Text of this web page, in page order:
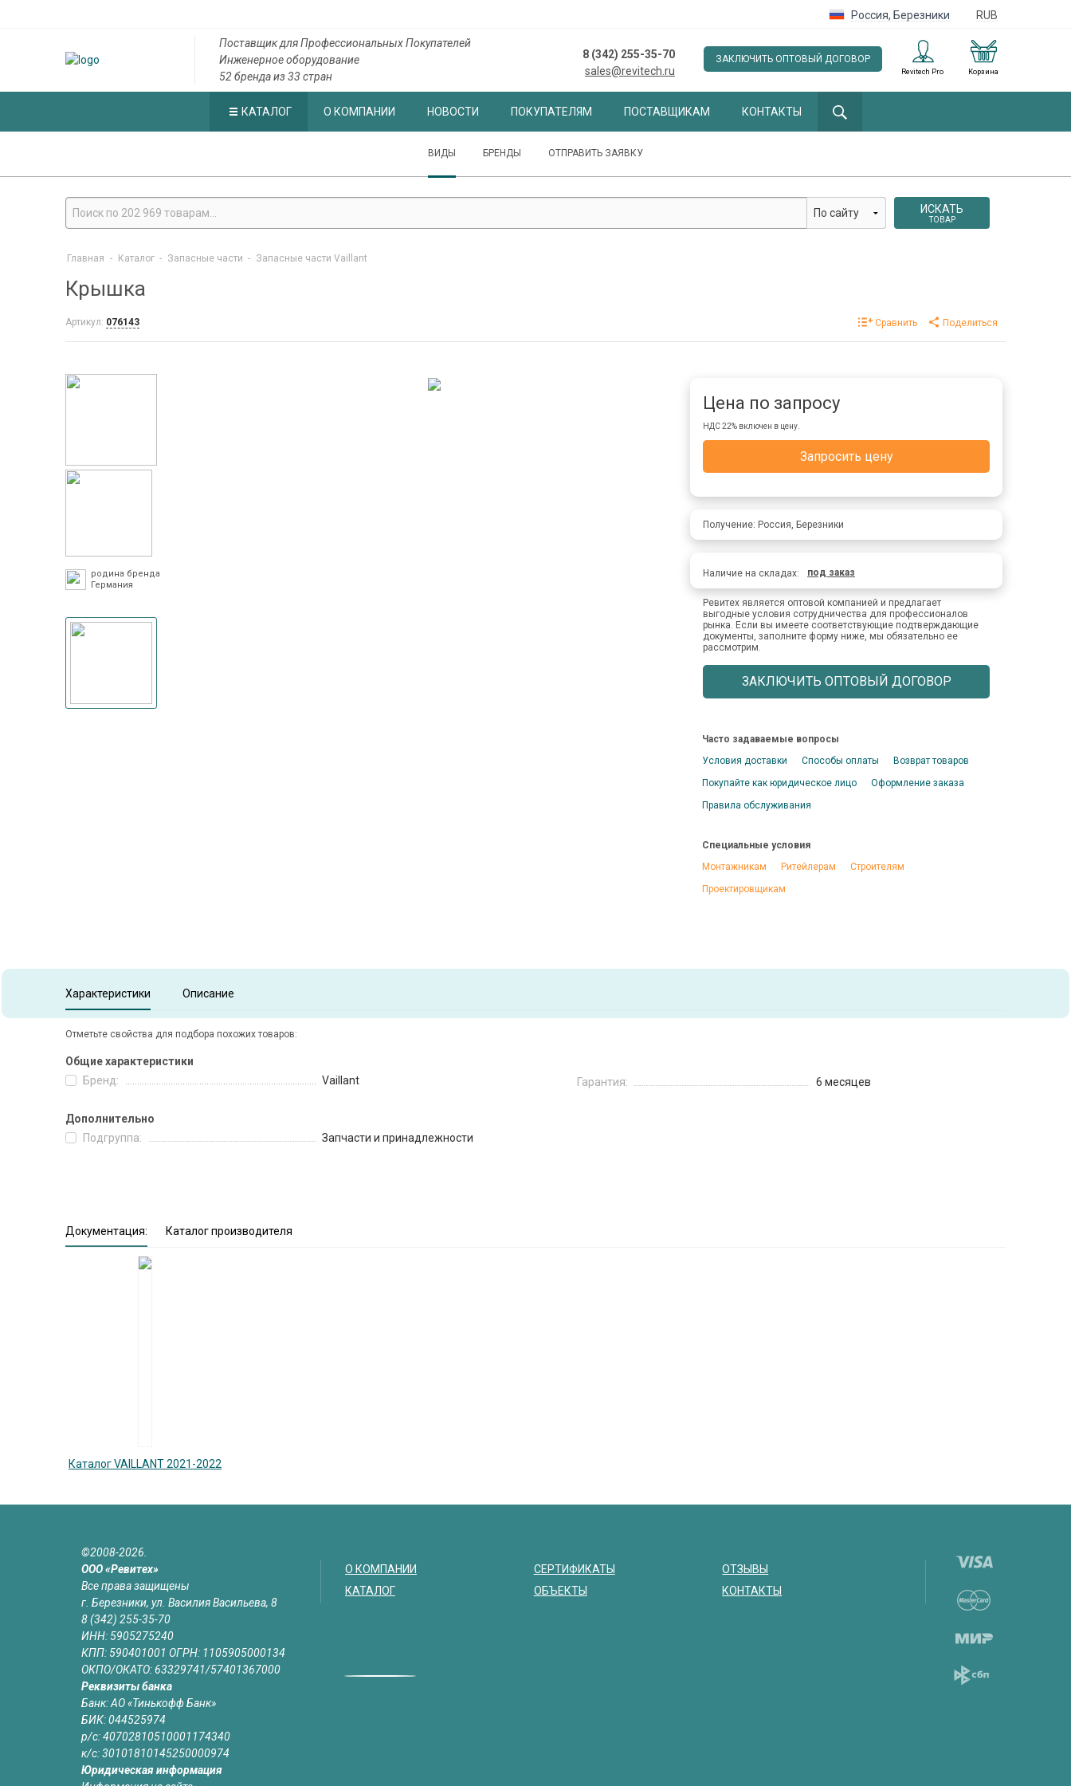
Россия, Березники RUB
Корзина
Revitech Pro
ЗАКЛЮЧИТЬ ОПТОВЫЙ ДОГОВОР
8 (342) 255-35-70
sales@revitech.ru
Поставщик для Профессиональных Покупателей
Инженерное оборудование
52 бренда из 33 стран
КАТАЛОГ О КОМПАНИИ НОВОСТИ ПОКУПАТЕЛЯМ ПОСТАВЩИКАМ КОНТАКТЫ
ВИДЫ БРЕНДЫ ОТПРАВИТЬ ЗАЯВКУ
ИСКАТЬ
ТОВАР
Главная - Каталог - Запасные части - Запасные части Vaillant
Крышка
Артикул: 076143 Сравнить Поделиться
родина бренда
Германия
Цена по запросу
НДС 22% включен в цену.
Запросить цену
Получение: Россия, Березники
Наличие на складах: под заказ
Ревитех является оптовой компанией и предлагает
выгодные условия сотрудничества для профессионалов
рынка. Если вы имеете соответствующие подтверждающие
документы, заполните форму ниже, мы обязательно ее
рассмотрим.
ЗАКЛЮЧИТЬ ОПТОВЫЙ ДОГОВОР
Часто задаваемые вопросы
Условия доставки
Способы оплаты
Возврат товаров
Покупайте как юридическое лицо
Оформление заказа
Правила обслуживания
Специальные условия
Монтажникам
Ритейлерам
Строителям
Проектировщикам
Характеристики Описание
Отметьте свойства для подбора похожих товаров:
Общие характеристики
Бренд:
Vaillant Гарантия: 6 месяцев
Дополнительно
Подгруппа:
Запчасти и принадлежности
Документация: Каталог производителя
Каталог VAILLANT 2021-2022
©2008-2026.
ООО «Ревитех»
Все права защищены
г. Березники, ул. Василия Васильева, 8
8 (342) 255-35-70
ИНН: 5905275240
КПП: 590401001 ОГРН: 1105905000134
ОКПО/ОКАТО: 63329741/57401367000
Реквизиты банка
Банк: АО «Тинькофф Банк»
БИК: 044525974
р/с: 40702810510001174340
к/с: 30101810145250000974
Юридическая информация
О КОМПАНИИ
КАТАЛОГ
СЕРТИФИКАТЫ
ОБЪЕКТЫ
ОТЗЫВЫ
КОНТАКТЫ